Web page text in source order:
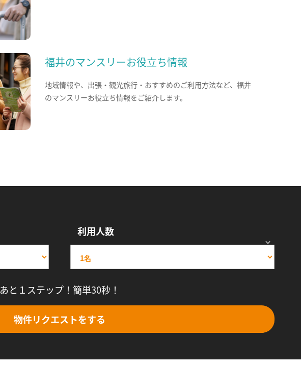
福井のマンスリーお役立ち情報
地域情報や、出張・観光旅行・おすすめのご利用方法など、福井
のマンスリーお役立ち情報をご紹介します。
利用人数
あと１ステップ！簡単30秒！
物件リクエストをする